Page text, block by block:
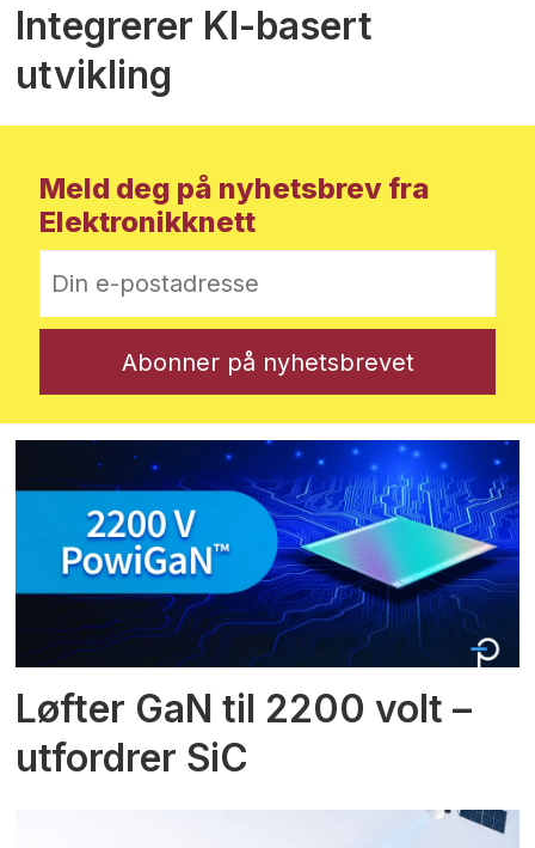
Integrerer KI-basert
utvikling
Meld deg på nyhetsbrev fra
Elektronikknett
Løfter GaN til 2200 volt –
utfordrer SiC